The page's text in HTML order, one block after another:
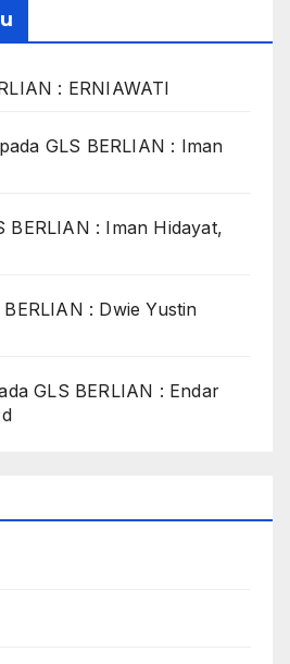
: ERNIAWATI
pada GLS BERLIAN : Iman
BERLIAN : Iman Hidayat,
BERLIAN : Dwie Yustin
GLS BERLIAN : Endar